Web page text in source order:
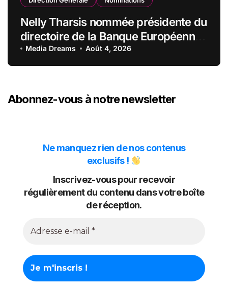
Nelly Tharsis nommée présidente du
directoire de la Banque Européenne
du Crédit Mutuel
Media Dreams Août 4, 2026
Abonnez-vous à notre newsletter
Ne manquez rien de nos contenus
exclusifs !
Inscrivez-vous pour recevoir
régulièrement du contenu dans votre boîte
de réception.